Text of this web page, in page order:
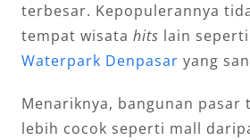
terbesar. Kepopulerannya
tempat wisata hits lain seperti
Waterpark Denpasar yang
Menariknya, bangunan pasar
lebih cocok seperti mall